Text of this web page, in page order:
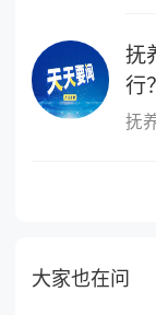
抚
行
大家也在问